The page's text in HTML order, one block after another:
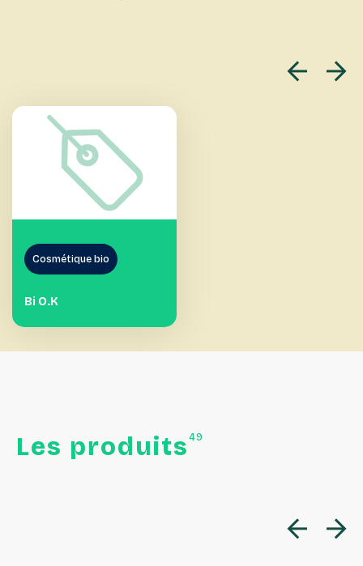
Cosmétique bio
Bi O.k
Les produits 49